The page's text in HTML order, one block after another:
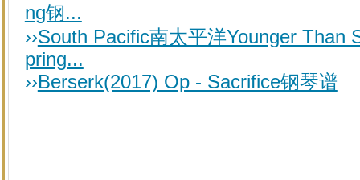
ng钢...
››South Pacific南太平洋Younger Than
pring...
››Berserk(2017) Op - Sacrifice钢琴谱